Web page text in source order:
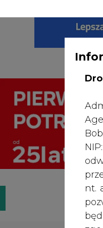
WYDAWCA
ZIELONA
nt.